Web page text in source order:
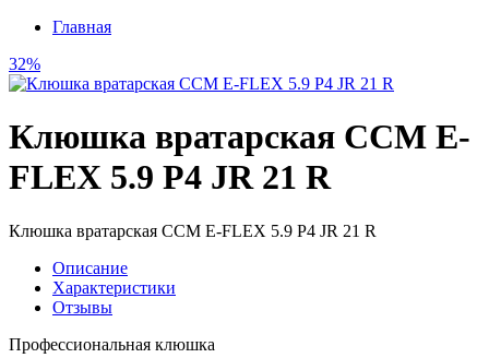
Главная
32%
Клюшка вратарская CCM E-
FLEX 5.9 P4 JR 21 R
Клюшка вратарская CCM E-FLEX 5.9 P4 JR 21 R
Описание
Характеристики
Отзывы
Профессиональная клюшка